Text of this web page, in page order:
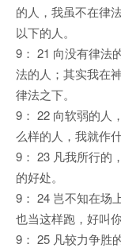
的人，我虽不在律
以下的人。
9： 21 向没有律法
法的人；其实我在
律法之下。
9： 22 向软弱的人
么样的人，我就作
9： 23 凡我所行的
的好处。
9： 24 岂不知在场
也当这样跑，好叫
9： 25 凡较力争胜